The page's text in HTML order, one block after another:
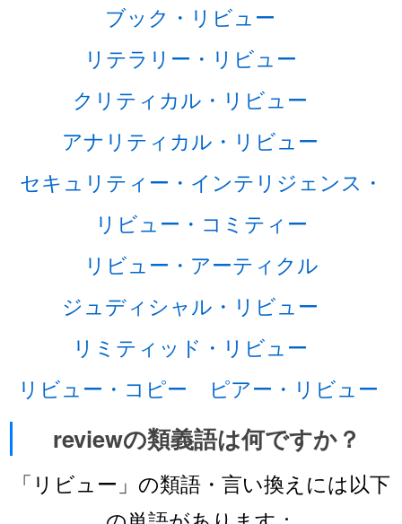
ブック・リビュー
リテラリー・リビュー
クリティカル・リビュー
アナリティカル・リビュー
セキュリティー・インテリジェンス・
リビュー・コミティー
リビュー・アーティクル
ジュディシャル・リビュー
リミティッド・リビュー
リビュー・コピー
ピアー・リビュー
reviewの類義語は何ですか？
「リビュー」の類語・言い換えには以下